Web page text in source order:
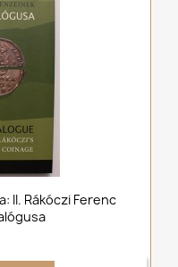
II. Rákóczi Ferenc